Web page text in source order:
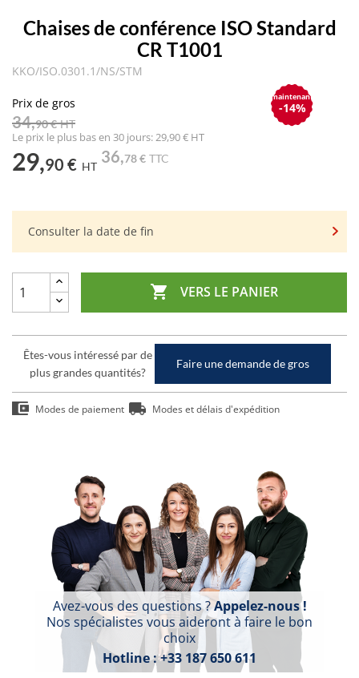
Chaises de conférence ISO Standard
CR T1001
KKO/ISO.0301.1/NS/STM
Prix de gros
34,90 € HT
maintenant
-14%
Le prix le plus bas en 30 jours: 29,90 € HT
29,90 € HT
36,78 € TTC
Consulter la date de fin
 VERS LE PANIER
Êtes-vous intéressé par de
plus grandes quantités?
Faire une demande de gros
Modes de paiement Modes et délais d'expédition
Avez-vous des questions ?Appelez-nous !
Nos spécialistes vous aideront à faire le bon
choix
Hotline :+33 187 650 611